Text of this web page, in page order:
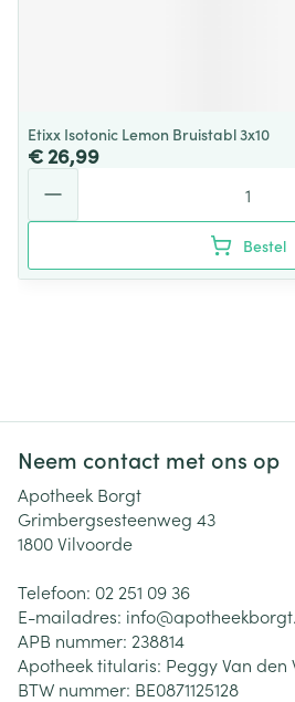
Etixx Isotonic Lemon Bruistabl 3x10
€ 26,99
Bestel
Neem contact met ons op
Apotheek Borgt
Grimbergsesteenweg 43
1800Vilvoorde
Telefoon: 02 251 09 36
E-mailadres: info@
APB nummer: 238814
Apotheek titularis: Peggy Van den
BTW nummer: BE0871125128